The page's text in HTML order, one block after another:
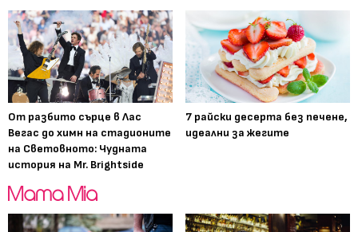
От разбито сърце в Лас
Вегас до химн на стадионите
на Световното: Чудната
история на Mr. Brightside
7 райски десерта без печене,
идеални за жегите